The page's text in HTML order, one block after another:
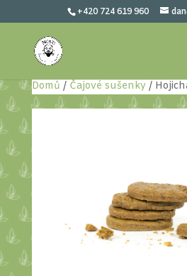
+420 724 619 960
Domů / Čajové sušenky/